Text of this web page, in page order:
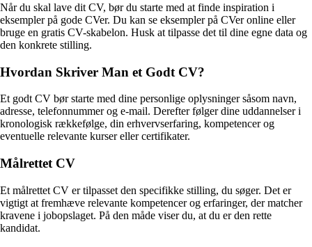
Når du skal lave dit CV, bør du starte med at finde inspiration i
eksempler på gode CVer. Du kan se eksempler på CVer online eller
bruge en gratis CV-skabelon. Husk at tilpasse det til dine egne data og
den konkrete stilling.
Hvordan Skriver Man et Godt CV?
Et godt CV bør starte med dine personlige oplysninger såsom navn,
adresse, telefonnummer og e-mail. Derefter følger dine uddannelser i
kronologisk rækkefølge, din erhvervserfaring, kompetencer og
eventuelle relevante kurser eller certifikater.
Målrettet CV
Et målrettet CV er tilpasset den specifikke stilling, du søger. Det er
vigtigt at fremhæve relevante kompetencer og erfaringer, der matcher
kravene i jobopslaget. På den måde viser du, at du er den rette
kandidat.